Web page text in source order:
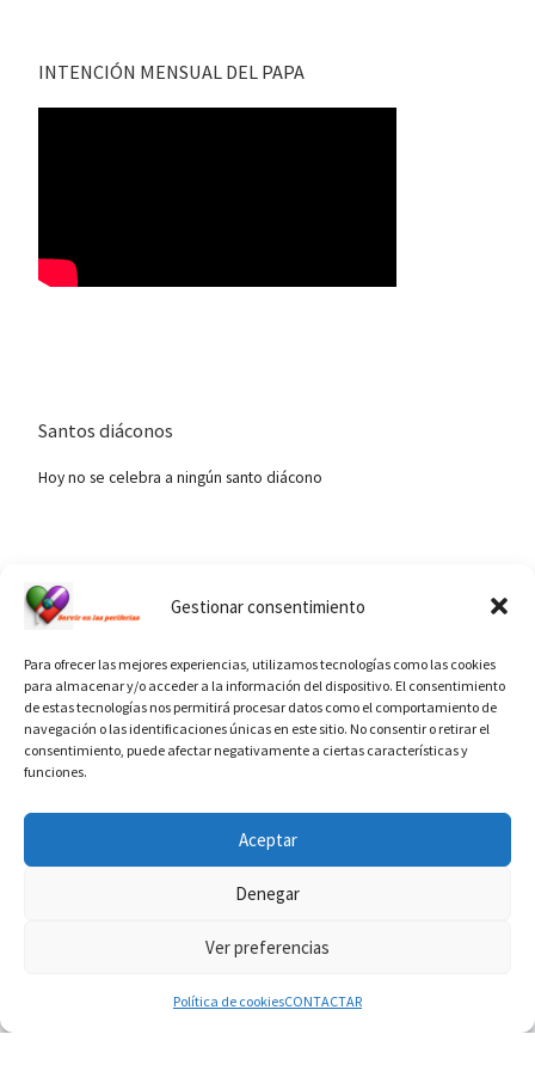
Gestionar consentimiento
Para ofrecer las mejores experiencias, utilizamos tecnologías como las cookies
para almacenar y/o acceder a la información del dispositivo. El consentimiento
de estas tecnologías nos permitirá procesar datos como el comportamiento de
navegación o las identificaciones únicas en este sitio. No consentir o retirar el
consentimiento, puede afectar negativamente a ciertas características y
funciones.
Aceptar
Denegar
Ver preferencias
Política de cookiesCONTACTAR
INTENCIÓN MENSUAL DEL PAPA
Santos diáconos
Hoy no se celebra a ningún santo diácono
Diaconado permanente– Todos los derechos reservados
WP